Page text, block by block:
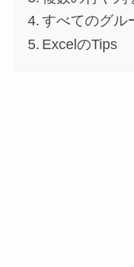
すべてのグル
ExcelのTips